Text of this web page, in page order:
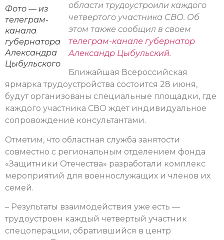
Фото — из
телеграм-
канала
губернатора
Александра
Цыбульского
области трудоустроили каждого
четвертого участника СВО. Об
этом также сообщил в своем
телеграм-канале губернатор
Александр Цыбульский.
Ближайшая Всероссийская
ярмарка трудоустройства состоится 28 июня,
будут организованы специальные площадки, где
каждого участника СВО ждет индивидуальное
сопровождение консультантами.
Отметим, что областная служба занятости
совместно с региональным отделением фонда
«Защитники Отечества» разработали комплекс
мероприятий для военнослужащих и членов их
семей.
– Результаты взаимодействия уже есть —
трудоустроен каждый четвертый участник
спецоперации, обратившийся в центр